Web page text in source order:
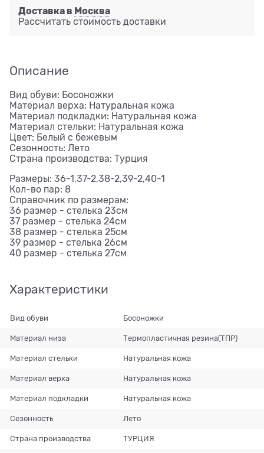
Доставка в Москва
Рассчитать стоимость доставки
Описание
Вид обуви: Босоножки
Материал верха: Натуральная кожа
Материал подкладки: Натуральная кожа
Материал стельки: Натуральная кожа
Цвет: Белый с бежевым
Сезонность: Лето
Страна производства: Турция
Размеры: 36-1,37-2,38-2,39-2,40-1
Кол-во пар: 8
Справочник по размерам:
36 размер - стелька 23см
37 размер - стелька 24см
38 размер - стелька 25см
39 размер - стелька 26см
40 размер - стелька 27см
Характеристики
Вид обуви Босоножки
Материал низа Термопластичная резина(ТПР)
Материал стельки Натуральная кожа
Материал верха Натуральная кожа
Материал подкладки Натуральная кожа
Сезонность Лето
Страна производства ТУРЦИЯ